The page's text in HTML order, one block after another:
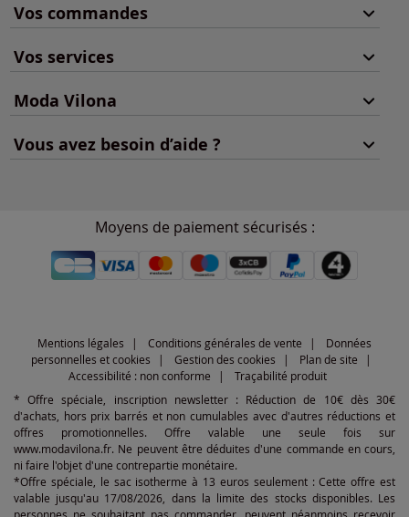
Vos commandes
Vos services
Moda Vilona
Vous avez besoin d’aide ?
Moyens de paiement sécurisés :
Mentions légales Conditions générales de vente
Données
personnelles et cookies
Gestion des cookies
Plan de site
Accessibilité : non conforme
Traçabilité produit
* Offre spéciale, inscription newsletter : Réduction de 10€ dès 30€
d'achats, hors prix barrés et non cumulables avec d'autres réductions et
offres promotionnelles. Offre valable une seule fois sur
www.modavilona.fr. Ne peuvent être déduites d'une commande en cours,
ni faire l'objet d'une contrepartie monétaire.
*Offre spéciale, le sac isotherme à 13 euros seulement : Cette offre est
valable jusqu'au 17/08/2026, dans la limite des stocks disponibles. Les
personnes ne souhaitant pas commander, peuvent néanmoins recevoir